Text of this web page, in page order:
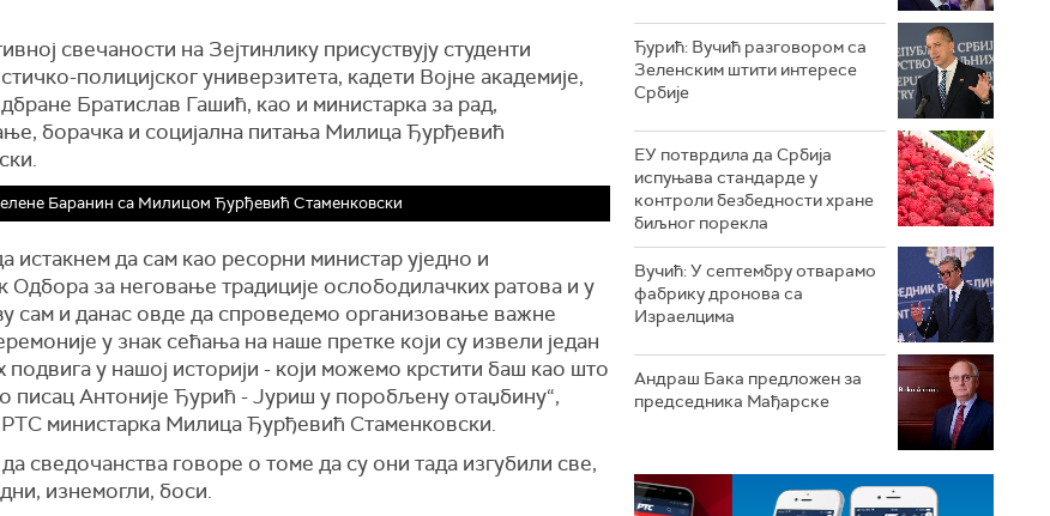
свечаности на Зејтинлику присуствују студенти
полицијског универзитета, кадети Војне академије,
Братислав Гашић, као и министарка за рад,
борачка и социјална питања Милица Ђурђевић
Баранин са Милицом Ђурђевић Стаменковски
истакнем да сам као ресорни министар уједно и
Одбора за неговање традиције ослободилачких ратова и у
сам и данас овде да спроведемо организовање важне
у знак сећања на наше претке који су извели један
подвига у нашој историји - који можемо крстити баш као што
писац Антоније Ђурић - Јуриш у поробљену отаџбину“,
РТС министарка Милица Ђурђевић Стаменковски.
сведочанства говоре о томе да су они тада изгубили све,
изнемогли, боси.
Ђурић: Вучић разговором са
Зеленским штити интересе
Србије
ЕУ потврдила да Србија
испуњава стандарде у
контроли безбедности хране
биљног порекла
Вучић: У септембру отварамо
фабрику дронова са
Израелцима
Андраш Бакa предложен за
председника Мађарске